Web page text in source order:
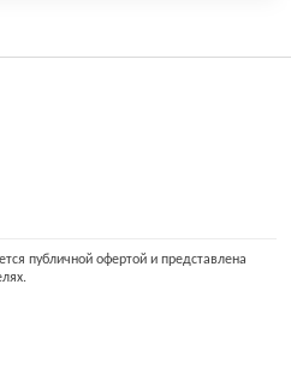
публичной офертой и представлена